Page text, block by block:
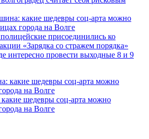
какие шедевры соц-арта можно
города на Волге
присоединились ко
«Зарядка со стражем порядка»
интересно провести выходные 8 и 9
шедевры соц-арта можно
на Волге